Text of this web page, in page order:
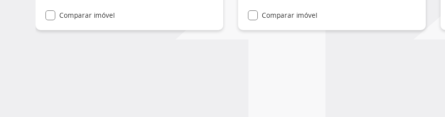
Comparar imóvel Comparar imóvel